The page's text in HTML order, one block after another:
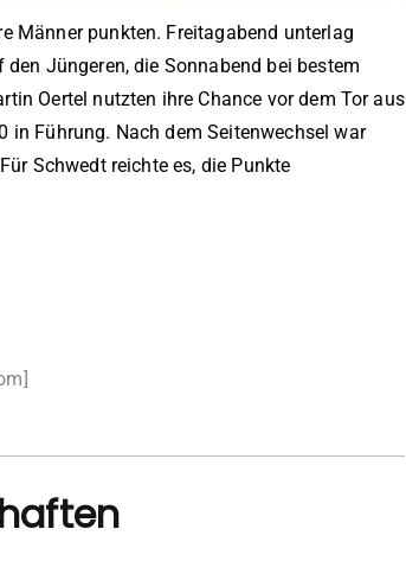
Männer punkten. Freitagabend unterlag
Jüngeren, die Sonnabend bei bestem
Oertel nutzten ihre Chance vor dem Tor aus
in Führung. Nach dem Seitenwechsel war
Schwedt reichte es, die Punkte